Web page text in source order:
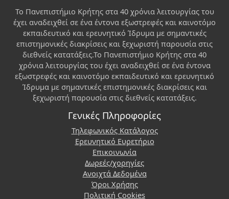
Το Πανεπιστήμιο Κρήτης στα 40 χρόνια λειτουργίας του
έχει αναδειχθεί σε ένα έντονα εξωστρεφές και καινοτόμο
εκπαιδευτικό και ερευνητικό Ίδρυμα με σημαντικές
επιστημονικές διακρίσεις και ξεχωριστή παρουσία στις
διεθνείς κατατάξεις.Το Πανεπιστήμιο Κρήτης στα 40
χρόνια λειτουργίας του έχει αναδειχθεί σε ένα έντονα
εξωστρεφές και καινοτόμο εκπαιδευτικό και ερευνητικό
Ίδρυμα με σημαντικές επιστημονικές διακρίσεις και
ξεχωριστή παρουσία στις διεθνείς κατατάξεις.
Γενικές Πληροφορίες
Τηλεφωνικός Κατάλογος
Ερευνητικό Ευρετήριο
Επικοινωνία
Δωρεές/χορηγίες
Ανοιχτά Δεδομένα
Όροι Χρήσης
Πολιτική Cookies